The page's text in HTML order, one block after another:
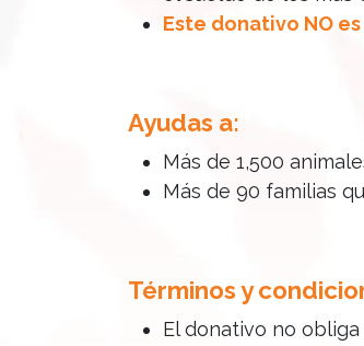
Este donativo NO
Ayudas a:
Más de 1,500
Más de 90 familias
Términos y
El donativo no